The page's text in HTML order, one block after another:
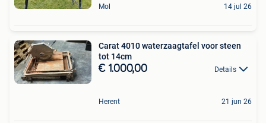
Mol 14 jul 26
Carat 4010 waterzaagtafel voor steen
tot 14cm
€ 1.000,00 Details
Herent 21 jun 26